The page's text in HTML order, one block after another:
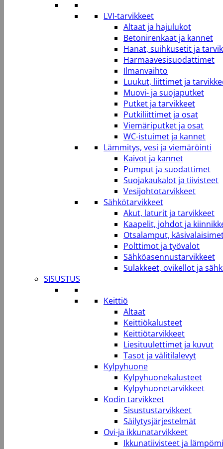
LVI-tarvikkeet
Altaat ja hajulukot
Betonirenkaat ja kannet
Hanat, suihkusetit ja
Harmaavesisuodattimet
Ilmanvaihto
Luukut, liittimet ja
Muovi- ja suojaputket
Putket ja tarvikkeet
Putkiliittimet ja osat
Viemäriputket ja osat
WC-istuimet ja kannet
Lämmitys, vesi ja viemäröinti
Kaivot ja kannet
Pumput ja suodattimet
Suojakaukalot ja tiivisteet
Vesijohtotarvikkeet
Sähkötarvikkeet
Akut, laturit ja tarvikkeet
Kaapelit, johdot ja
Otsalamput,
Polttimot ja työvalot
Sähköasennustarvikkeet
Sulakkeet, ovikellot ja
SISUSTUS
Keittiö
Altaat
Keittiökalusteet
Keittiötarvikkeet
Liesituulettimet ja kuvut
Tasot ja välitilalevyt
Kylpyhuone
Kylpyhuonekalusteet
Kylpyhuonetarvikkeet
Kodin tarvikkeet
Sisustustarvikkeet
Säilytysjärjestelmät
Ovi-ja ikkunatarvikkeet
Ikkunatiivisteet ja